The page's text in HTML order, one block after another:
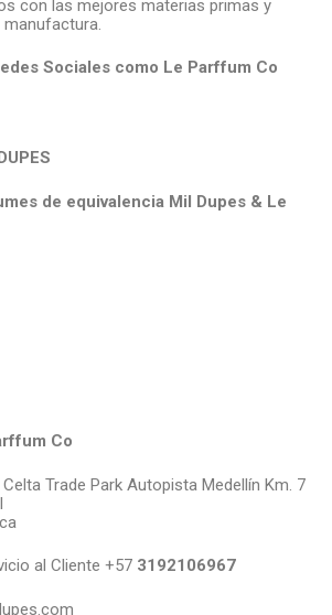
con las mejores materias primas y
Sociales como Le Parffum Co
de equivalencia Mil Dupes & Le
Co
Trade Park Autopista Medellín Km. 7
al Cliente +57 3192106967